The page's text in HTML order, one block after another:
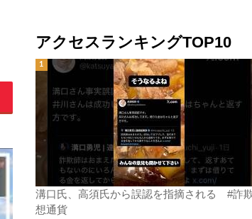
アクセスランキングTOP10
溝口氏、高須氏から誤認を指摘される #詐
想通貨